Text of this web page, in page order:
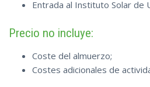
Entrada al Instituto Solar de
Precio no incluye:
Coste del almuerzo;
Costes adicionales de